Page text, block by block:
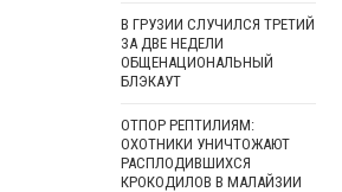
В ГРУЗИИ СЛУЧИЛСЯ ТРЕТИЙ
ЗА ДВЕ НЕДЕЛИ
ОБЩЕНАЦИОНАЛЬНЫЙ
БЛЭКАУТ
ОТПОР РЕПТИЛИЯМ:
ОХОТНИКИ УНИЧТОЖАЮТ
РАСПЛОДИВШИХСЯ
КРОКОДИЛОВ В МАЛАЙЗИИ